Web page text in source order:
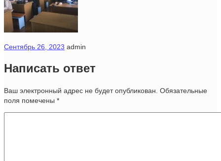
Сентябрь 26, 2023 admin
Написать ответ
Ваш электронный адрес не будет опубликован. Обязательные
поля помечены *